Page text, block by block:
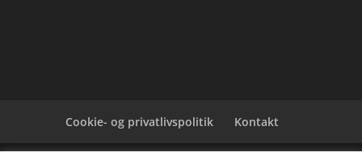
Cookie- og privatlivspolitik Kontakt